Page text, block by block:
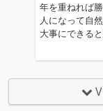
年を重ねれば
人になって自
大事にできる
することだら
快なアンサン
せてみました！